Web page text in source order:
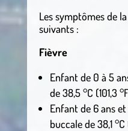
Les symptômes de
suivants :
Fièvre
Enfant de 0 à 5
de 38,5 °C (101,3
Enfant de 6 ans
buccale de 38,1